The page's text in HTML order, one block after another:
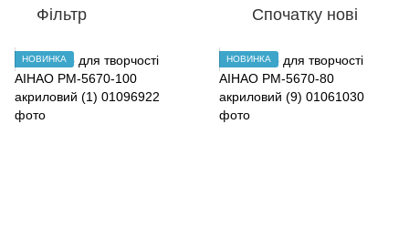
Фільтр Спочатку нові
НОВИНКА НОВИНКА